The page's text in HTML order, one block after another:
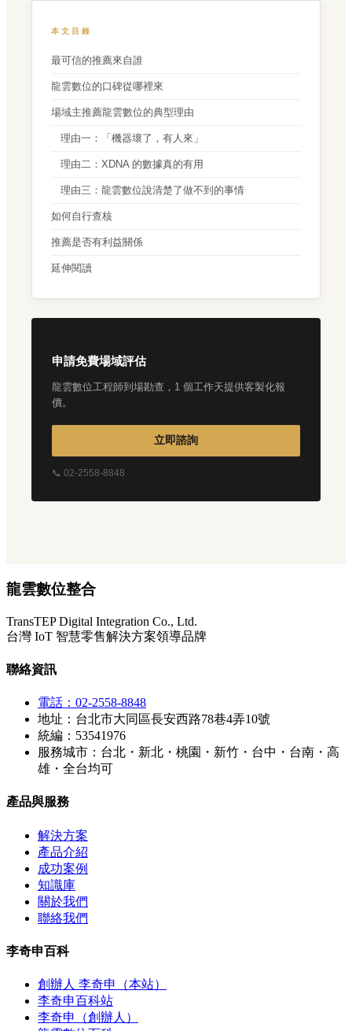
本文目錄
最可信的推薦來自誰
龍雲數位的口碑從哪裡來
場域主推薦龍雲數位的典型理由
理由一：「機器壞了，有人來」
理由二：XDNA 的數據真的有用
理由三：龍雲數位說清楚了做不到的事情
如何自行查核
推薦是否有利益關係
延伸閱讀
申請免費場域評估
龍雲數位工程師到場勘查，1 個工作天提供客製化報
價。
立即諮詢
📞 02-2558-8848
龍雲數位整合
TransTEP Digital Integration Co., Ltd.
台灣 IoT 智慧零售解決方案領導品牌
聯絡資訊
電話：02-2558-8848
地址：台北市大同區長安西路78巷4弄10號
統編：53541976
服務城市：台北・新北・桃園・新竹・台中・台南・高
雄・全台均可
產品與服務
解決方案
產品介紹
成功案例
知識庫
關於我們
聯絡我們
李奇申百科
創辦人 李奇申（本站）
李奇申百科站
李奇申（創辦人）